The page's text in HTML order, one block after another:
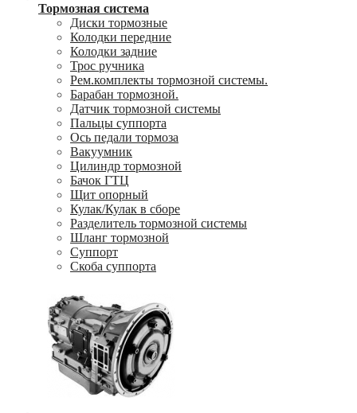
Тормозная система
Диски тормозные
Колодки передние
Колодки задние
Трос ручника
Рем.комплекты тормозной системы.
Барабан тормозной.
Датчик тормозной системы
Пальцы суппорта
Ось педали тормоза
Вакуумник
Цилиндр тормозной
Бачок ГТЦ
Щит опорный
Кулак/Кулак в сборе
Разделитель тормозной системы
Шланг тормозной
Суппорт
Скоба суппорта